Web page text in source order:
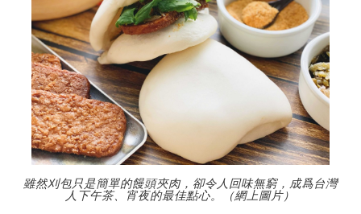
雖然刈包只是簡單的饅頭夾肉，卻令人回味無窮，成爲台灣
人下午茶、宵夜的最佳點心。（網上圖片）